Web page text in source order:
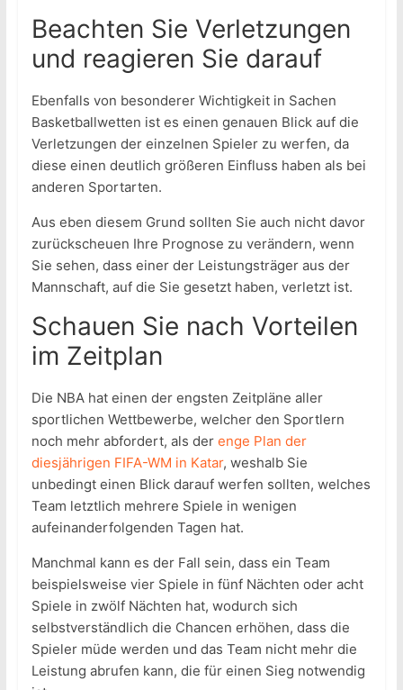
Beachten Sie Verletzungen
und reagieren Sie darauf
Ebenfalls von besonderer Wichtigkeit in Sachen
Basketballwetten ist es einen genauen Blick auf die
Verletzungen der einzelnen Spieler zu werfen, da
diese einen deutlich größeren Einfluss haben als bei
anderen Sportarten.
Aus eben diesem Grund sollten Sie auch nicht davor
zurückscheuen Ihre Prognose zu verändern, wenn
Sie sehen, dass einer der Leistungsträger aus der
Mannschaft, auf die Sie gesetzt haben, verletzt ist.
Schauen Sie nach Vorteilen
im Zeitplan
Die NBA hat einen der engsten Zeitpläne aller
sportlichen Wettbewerbe, welcher den Sportlern
noch mehr abfordert, als der enge Plan der
diesjährigen FIFA-WM in Katar, weshalb Sie
unbedingt einen Blick darauf werfen sollten, welches
Team letztlich mehrere Spiele in wenigen
aufeinanderfolgenden Tagen hat.
Manchmal kann es der Fall sein, dass ein Team
beispielsweise vier Spiele in fünf Nächten oder acht
Spiele in zwölf Nächten hat, wodurch sich
selbstverständlich die Chancen erhöhen, dass die
Spieler müde werden und das Team nicht mehr die
Leistung abrufen kann, die für einen Sieg notwendig